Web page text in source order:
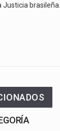
brasileña…